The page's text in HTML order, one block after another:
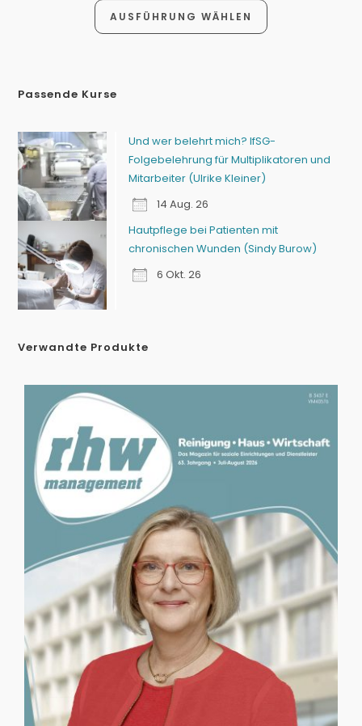
AUSFÜHRUNG WÄHLEN
Passende Kurse
Und wer belehrt mich? IfSG-
Folgebelehrung für Multiplikatoren und
Mitarbeiter (Ulrike Kleiner)
14 Aug. 26
Hautpflege bei Patienten mit
chronischen Wunden (Sindy Burow)
6 Okt. 26
Verwandte Produkte